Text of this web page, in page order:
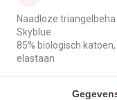
Naadloze triangelbeha
Skyblue
85% biologisch
elastaan